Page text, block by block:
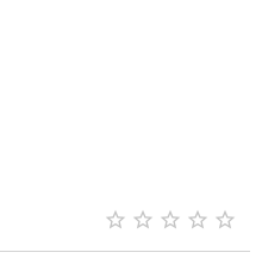
    